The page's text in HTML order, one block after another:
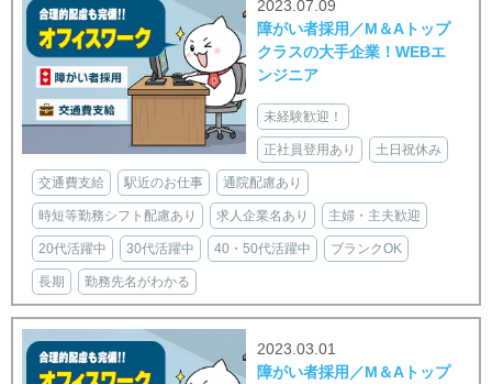
2023.07.09
障がい者採用／M＆Aトップ
クラスの大手企業！WEBエ
ンジニア
未経験歓迎！
正社員登用あり 土日祝休み
交通費支給 駅近のお仕事 通院配慮あり
時短等勤務シフト配慮あり 求人企業名あり 主婦・主夫歓迎
20代活躍中 30代活躍中 40・50代活躍中 ブランクOK
長期 勤務先名がわかる
2023.03.01
障がい者採用／M＆Aトップ